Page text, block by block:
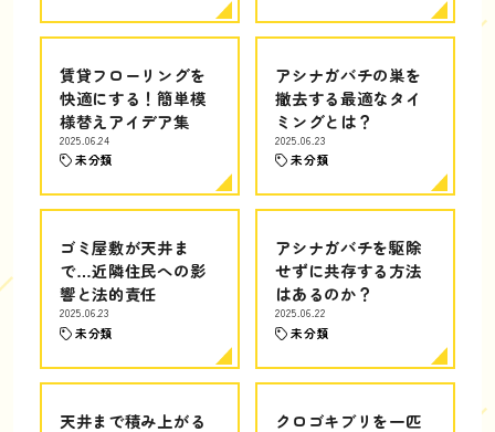
賃貸フローリングを
快適にする！簡単模
様替えアイデア集
2025.06.24
未分類
アシナガバチの巣を
撤去する最適なタイ
ミングとは？
2025.06.23
未分類
ゴミ屋敷が天井ま
で…近隣住民への影
響と法的責任
2025.06.23
未分類
アシナガバチを駆除
せずに共存する方法
はあるのか？
2025.06.22
未分類
天井まで積み上がる
クロゴキブリを一匹